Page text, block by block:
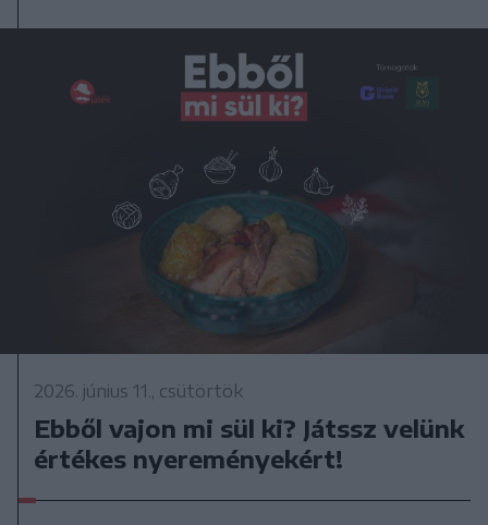
2026. június 11., csütörtök
Ebből vajon mi sül ki? Játssz velünk
értékes nyereményekért!